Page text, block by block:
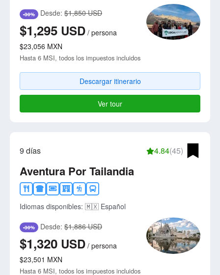
-30% Desde: $1,850 USD
$1,295 USD / persona
$23,056 MXN
Hasta 6 MSI, todos los impuestos incluidos
Descargar itinerario
Ver tour
9 días 4.84(45)
Aventura Por Tailandia
Idiomas disponibles: 🇲🇽 Español
-30% Desde: $1,886 USD
$1,320 USD / persona
$23,501 MXN
Hasta 6 MSI, todos los impuestos incluidos